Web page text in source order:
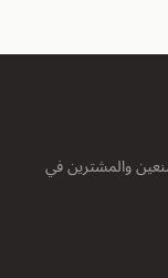
والمشترين في